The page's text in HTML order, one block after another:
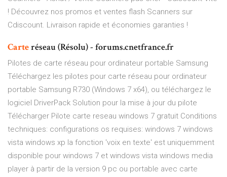
! Découvrez nos promos et ventes flash Scanners sur
Cdiscount. Livraison rapide et économies garanties !
Carteréseau (Résolu) - forums.cnetfrance.fr
Pilotes de carte réseau pour ordinateur portable Samsung
Téléchargez les pilotes pour carte réseau pour ordinateur
portable Samsung R730 (Windows 7 x64), ou téléchargez le
logiciel DriverPack Solution pour la mise à jour du pilote
Télécharger Pilote carte reseau windows 7 gratuit Conditions
techniques: configurations os requises: windows 7 windows
vista windows xp la fonction 'voix en texte' est uniquemment
disponible pour windows 7 et windows vista windows media
player à partir de la version 9 pc ou portable avec carte